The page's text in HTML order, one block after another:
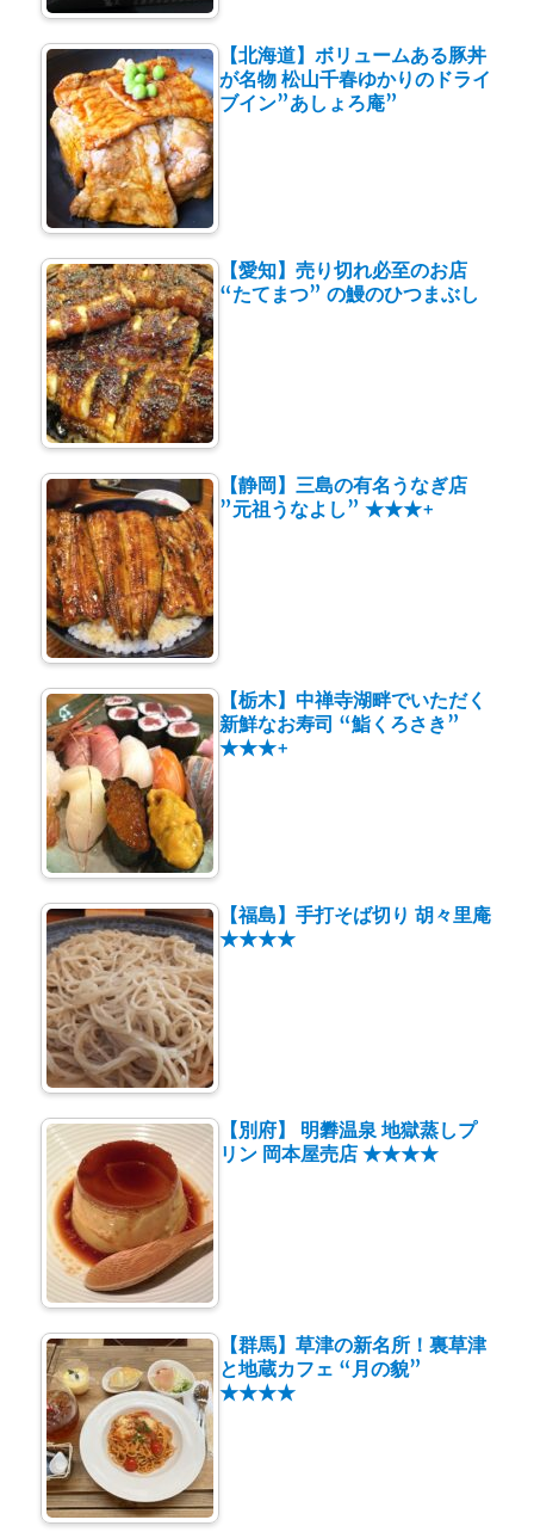
【北海道】ボリュームある豚丼
が名物 松山千春ゆかりのドライ
ブイン”あしょろ庵”
【愛知】売り切れ必至のお店
“たてまつ” の鰻のひつまぶし
【静岡】三島の有名うなぎ店
”元祖うなよし” ★★★+
【栃木】中禅寺湖畔でいただく
新鮮なお寿司 “鮨くろさき”
★★★+
【福島】手打そば切り 胡々里庵
★★★★
【別府】 明礬温泉 地獄蒸しプ
リン 岡本屋売店 ★★★★
【群馬】草津の新名所！裏草津
と地蔵カフェ “月の貌”
★★★★